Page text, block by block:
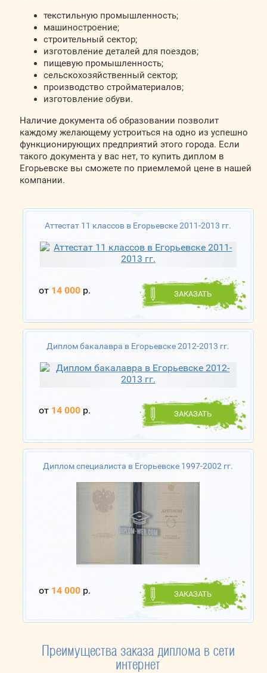
текстильную промышленность;
машиностроение;
строительный сектор;
изготовление деталей для поездов;
пищевую промышленность;
сельскохозяйственный сектор;
производство стройматериалов;
изготовление обуви.
Наличие документа об образовании позволит
каждому желающему устроиться на одно из успешно
функционирующих предприятий этого города. Если
такого документа у вас нет, то купить диплом в
Егорьевске вы сможете по приемлемой цене в нашей
компании.
Аттестат 11 классов в Егорьевске 2011-2013 гг.
от 14 000р. ЗАКАЗАТЬ
Диплом бакалавра в Егорьевске 2012-2013 гг.
от 14 000р. ЗАКАЗАТЬ
Диплом специалиста в Егорьевске 1997-2002 гг.
от 14 000р. ЗАКАЗАТЬ
Преимущества заказа диплома в сети
интернет